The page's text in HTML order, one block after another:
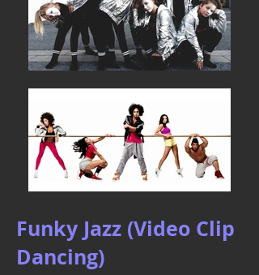
Funky Jazz (Video Clip
Dancing)